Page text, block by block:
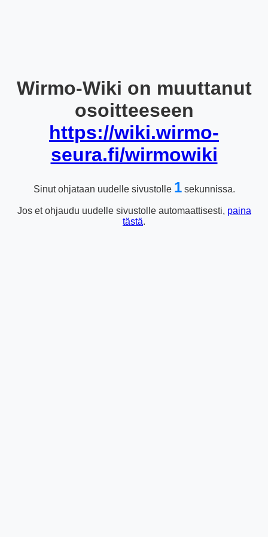
Wirmo-Wiki on muuttanut
osoitteeseen
https://wiki.wirmo-
seura.fi/wirmowiki
Sinut ohjataan uudelle sivustolle 1sekunnissa.
Jos et ohjaudu uudelle sivustolle automaattisesti, paina
tästä.